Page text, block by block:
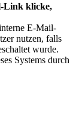
Link klicke,
E-Mail-
nutzen, falls
wurde.
Systems durch